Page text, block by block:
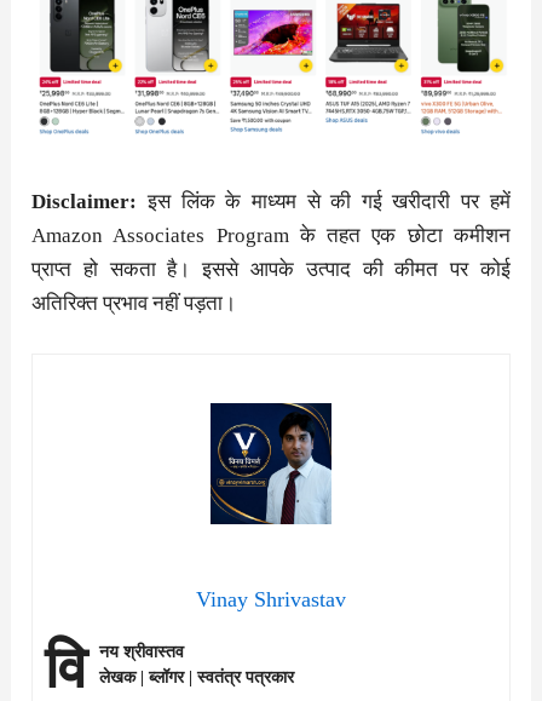
Disclaimer: इस लिंक के माध्यम से की गई खरीदारी पर हमें
Amazon Associates Program के तहत एक छोटा कमीशन
प्राप्त हो सकता है। इससे आपके उत्पाद की कीमत पर कोई
अतिरिक्त प्रभाव नहीं पड़ता।
Vinay Shrivastav
वि
नय श्रीवास्तव
लेखक | ब्लॉगर | स्वतंत्र पत्रकार